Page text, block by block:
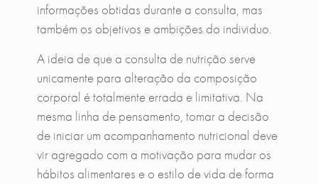
informações obtidas durante a consulta, mas
também os objetivos e ambições do individuo.
A ideia de que a consulta de nutrição serve
unicamente para alteração da composição
corporal é totalmente errada e limitativa. Na
mesma linha de pensamento, tomar a decisão
de iniciar um acompanhamento nutricional deve
vir agregado com a motivação para mudar os
hábitos alimentares e o estilo de vida de forma